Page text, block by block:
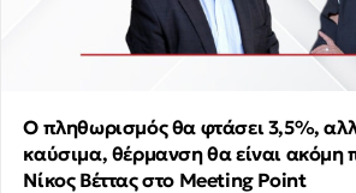
Ο πληθωρισμός θα φτάσει 3,5%,
καύσιμα, θέρμανση θα είναι ακόμη
Νίκος Βέττας στο Meeting Point